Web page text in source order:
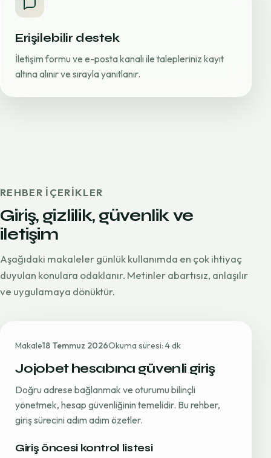
Erişilebilir destek
İletişim formu ve e-posta kanalı ile talepleriniz kayıt
altına alınır ve sırayla yanıtlanır.
REHBER IÇERIKLER
Giriş, gizlilik, güvenlik ve
iletişim
Aşağıdaki makaleler günlük kullanımda en çok ihtiyaç
duyulan konulara odaklanır. Metinler abartısız, anlaşılır
ve uygulamaya dönüktür.
Makale18 Temmuz 2026Okuma süresi: 4 dk
Jojobet hesabına güvenli giriş
Doğru adrese bağlanmak ve oturumu bilinçli
yönetmek, hesap güvenliğinin temelidir. Bu rehber,
giriş sürecini adım adım özetler.
Giriş öncesi kontrol listesi